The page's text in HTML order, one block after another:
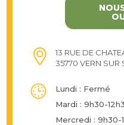
13 RUE DE
35770 VERN SUR
Lundi : Fermé
Mardi : 9h30-
Mercredi : 9h30-